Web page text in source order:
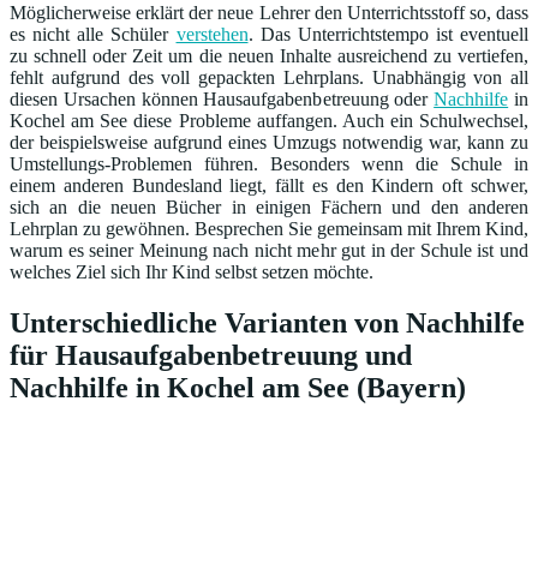
Möglicherweise erklärt der neue Lehrer den Unterrichtsstoff so, dass
es nicht alle Schüler verstehen. Das Unterrichtstempo ist eventuell
zu schnell oder Zeit um die neuen Inhalte ausreichend zu vertiefen,
fehlt aufgrund des voll gepackten Lehrplans. Unabhängig von all
diesen Ursachen können Hausaufgabenbetreuung oderNachhilfe in
Kochel am See diese Probleme auffangen. Auch ein Schulwechsel,
der beispielsweise aufgrund eines Umzugs notwendig war, kann zu
Umstellungs-Problemen führen. Besonders wenn die Schule in
einem anderen Bundesland liegt, fällt es den Kindern oft schwer,
sich an die neuen Bücher in einigen Fächern und den anderen
Lehrplan zu gewöhnen. Besprechen Sie gemeinsam mit Ihrem Kind,
warum es seiner Meinung nach nicht mehr gut in der Schule ist und
welches Ziel sich Ihr Kind selbst setzen möchte.
Unterschiedliche Varianten von Nachhilfe
für Hausaufgabenbetreuung und
Nachhilfe in Kochel am See (Bayern)